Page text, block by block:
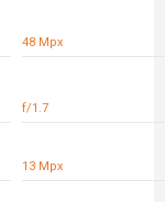
48 Mpx
f/1.7
13 Mpx